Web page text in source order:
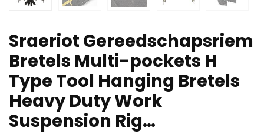
Sraeriot Gereedschapsriem
Bretels Multi-pockets H
Type Tool Hanging Bretels
Heavy Duty Work
Suspension Rig…